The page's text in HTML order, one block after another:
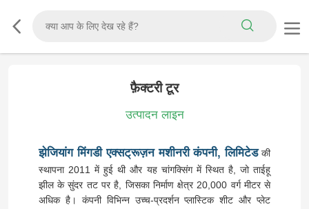
फ़ैक्टरी टूर
उत्पादन लाइन
झेजियांग मिंगडी एक्सट्रूज़न मशीनरी कंपनी, लिमिटेडकी
स्थापना 2011 में हुई थी और यह चांगक्सिंग में स्थित है, जो ताईहू
झील के सुंदर तट पर है, जिसका निर्माण क्षेत्र 20,000 वर्ग मीटर से
अधिक है। कंपनी विभिन्न उच्च-प्रदर्शन प्लास्टिक शीट और प्लेट